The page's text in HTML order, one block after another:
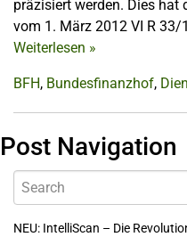
präzisiert werden. Dies
vom 1. März 2012 VI R 33/
Weiterlesen »
BFH, Bundesfinanzhof,
Post Navigation
NEU: IntelliScan – Die